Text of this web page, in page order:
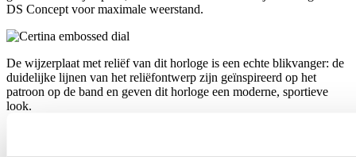
DS Concept voor maximale weerstand.
De wijzerplaat met reliëf van dit horloge is een echte blikvanger: de
duidelijke lijnen van het reliëfontwerp zijn geïnspireerd op het
patroon op de band en geven dit horloge een moderne, sportieve
look.